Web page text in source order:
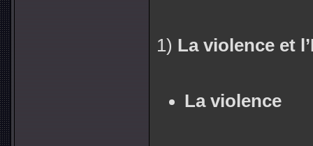
1) La violence et
La violence